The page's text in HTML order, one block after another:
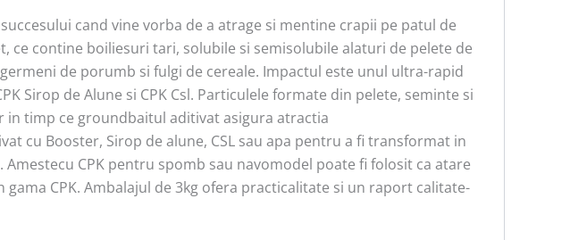
cand vine vorba de a atrage si mentine crapii pe patul de
ce contine boiliesuri tari, solubile si semisolubile alaturi de pelete de
de porumb si fulgi de cereale. Impactul este unul ultra-rapid
Sirop de Alune si CPK Csl. Particulele formate din pelete, seminte si
timp ce groundbaitul aditivat asigura atractia
cu Booster, Sirop de alune, CSL sau apa pentru a fi transformat in
CPK pentru spomb sau navomodel poate fi folosit ca atare
CPK. Ambalajul de 3kg ofera practicalitate si un raport calitate-